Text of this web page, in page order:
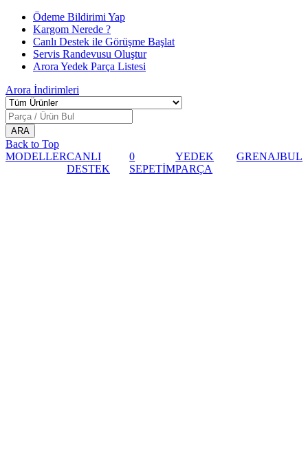
Ödeme Bildirimi Yap
Kargom Nerede ?
Canlı Destek ile Görüşme Başlat
Servis Randevusu Oluştur
Arora Yedek Parça Listesi
Arora İndirimleri
Back to Top
MODELLERCANLI
DESTEK
0
SEPETİM
YEDEK
PARÇA
GRENAJBUL